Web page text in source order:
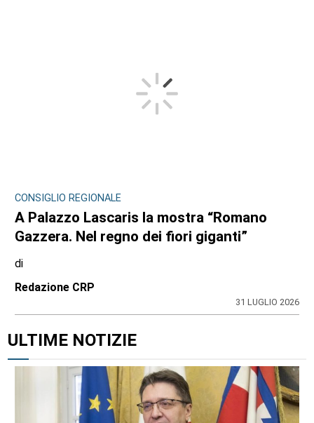
CONSIGLIO REGIONALE
A Palazzo Lascaris la mostra “Romano
Gazzera. Nel regno dei fiori giganti”
di
Redazione CRP
31 LUGLIO 2026
ULTIME NOTIZIE